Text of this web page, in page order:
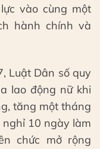
vào cùng một
hành chính và
Luật Dân số quy
lao động nữ khi
tăng một tháng
nghỉ 10 ngày làm
chức mở rộng